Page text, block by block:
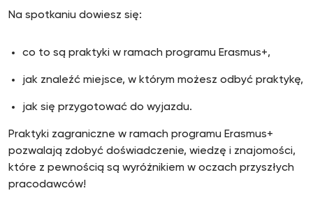
Na spotkaniu dowiesz się:
co to są praktyki w ramach programu Erasmus+,
jak znaleźć miejsce, w którym możesz odbyć praktykę,
jak się przygotować do wyjazdu.
Praktyki zagraniczne w ramach programu Erasmus+
pozwalają zdobyć doświadczenie, wiedzę i znajomości,
które z pewnością są wyróżnikiem w oczach przyszłych
pracodawców!